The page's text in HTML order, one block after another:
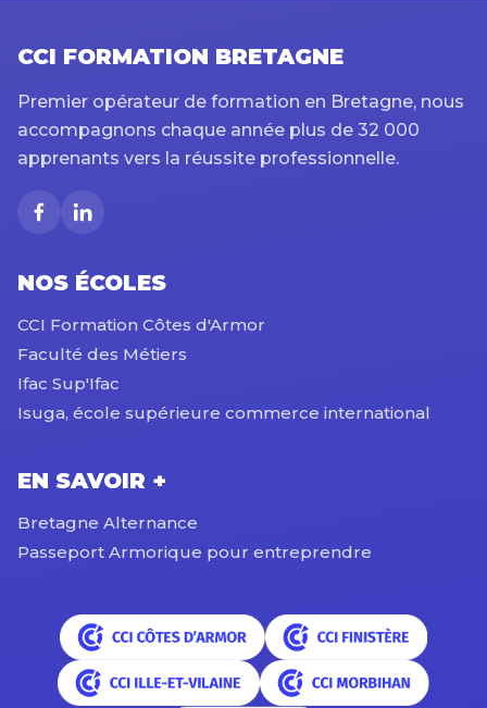
CCI FORMATION BRETAGNE
Premier opérateur de formation en Bretagne, nous
accompagnons chaque année plus de 32 000
apprenants vers la réussite professionnelle.
NOS ÉCOLES
CCI Formation Côtes d'Armor
Faculté des Métiers
Ifac Sup'Ifac
Isuga, école supérieure commerce international
EN SAVOIR +
Bretagne Alternance
Passeport Armorique pour entreprendre